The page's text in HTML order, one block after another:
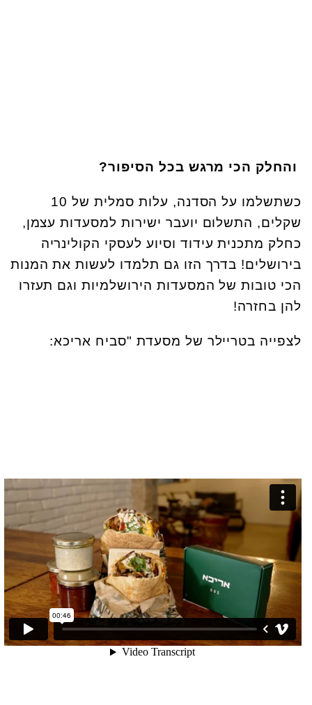
והחלק הכי מרגש בכל הסיפור?
כשתשלמו על הסדנה, עלות סמלית של 10
שקלים, התשלום יועבר ישירות למסעדות עצמן,
כחלק מתכנית עידוד וסיוע לעסקי הקולינריה
בירושלים! בדרך הזו גם תלמדו לעשות את המנות
הכי טובות של המסעדות הירושלמיות וגם תעזרו
להן בחזרה!
לצפייה בטריילר של מסעדת "סביח אריכא: